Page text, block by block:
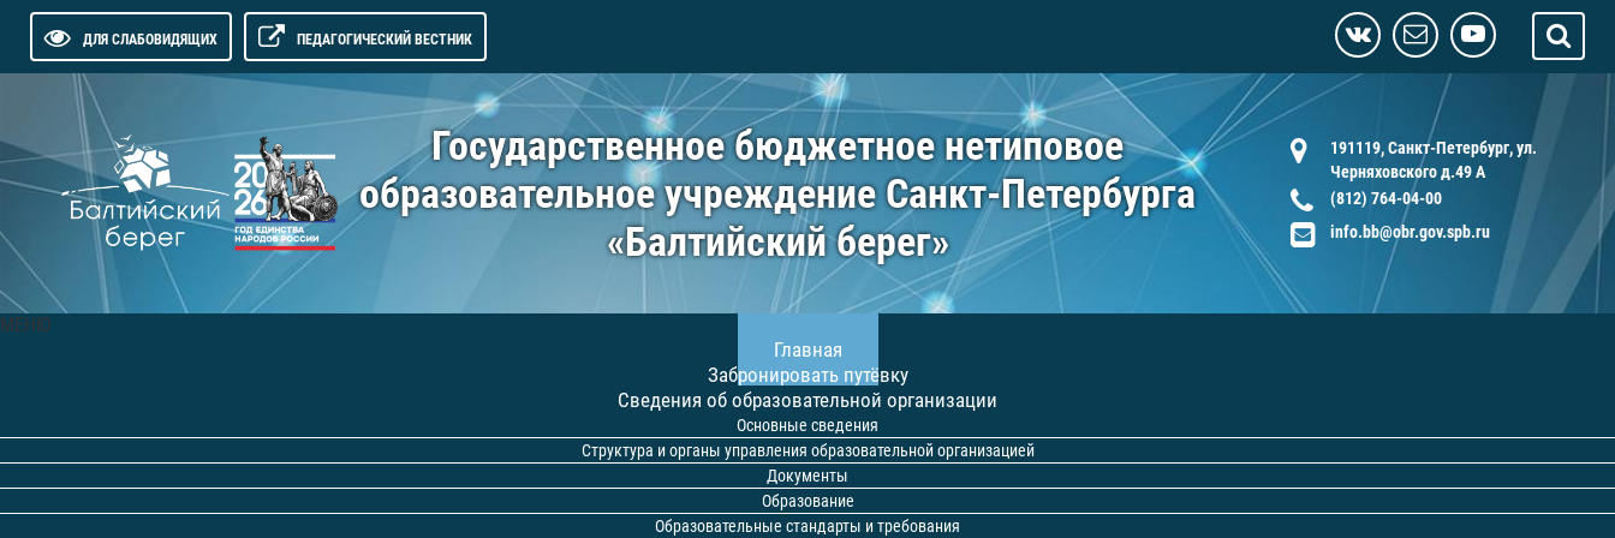
ДЛЯ СЛАБОВИДЯЩИХ ПЕДАГОГИЧЕСКИЙ ВЕСТНИК
Государственное бюджетное нетиповое
образовательное учреждение Санкт-Петербурга
«Балтийский берег»
191119, Санкт-Петербург, ул.
Черняховского д.49 А
(812) 764-04-00
info.bb@obr.gov.spb.ru
МЕНЮ
Главная
Забронировать путёвку
Сведения об образовательной организации
Основные сведения
Структура и органы управления образовательной организацией
Документы
Образование
Образовательные стандарты и требования